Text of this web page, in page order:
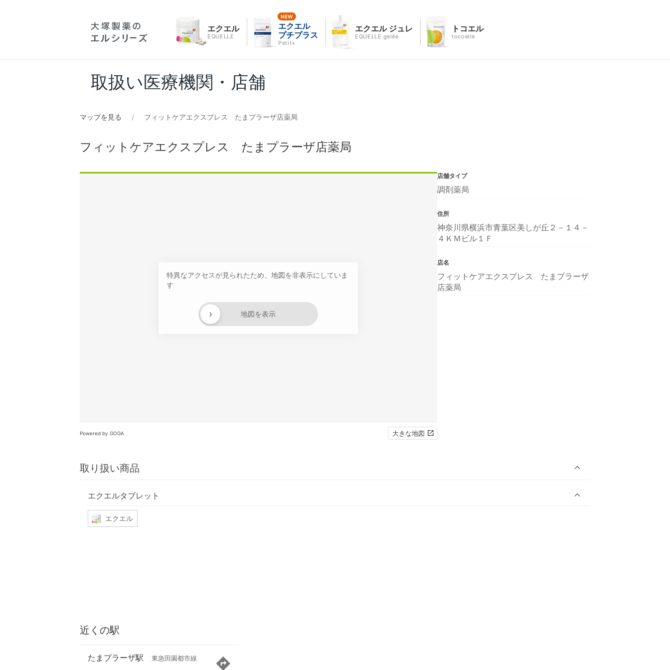
エクエル
EQUELLE
エクエル
プチプラス
Petit+
エクエル ジュレ
EQUELLE gelée
トコエル
tocoelle
取扱い医療機関・店舗
マップを見る フィットケアエクスプレス たまプラーザ店薬局
フィットケアエクスプレス たまプラーザ店薬局
特異なアクセスが見られたため、地図を非表示にしていま
す
地図を表示
›
Powered by GOGA 大きな地図
取り扱い商品
エクエルタブレット
エクエル
店舗タイプ
調剤薬局
住所
神奈川県横浜市青葉区美しが丘２－１４－
４ＫＭビル１Ｆ
店名
フィットケアエクスプレス たまプラーザ
店薬局
近くの駅
たまプラーザ駅 東急田園都市線